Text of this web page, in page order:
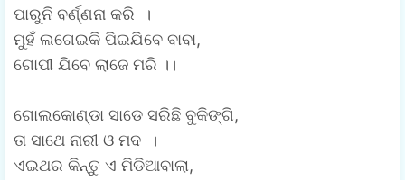
ପାରୁନି ବର୍ଣ୍ଣନା କରି ।
ମୁହଁ ଲଗେଇକି ପିଇଯିବେ ବାବା,
ଗୋପୀ ଯିବେ ଲାଜେ ମରି ।।
ଗୋଲକୋଣ୍ଡା ସାଡେ ସରିଛି ବୁକିଙ୍ଗି,
ତା ସାଥେ ନାରୀ ଓ ମଦ ।
ଏଇଥର କିନ୍ତୁ ଏ ମିଡିଆବାଲା,